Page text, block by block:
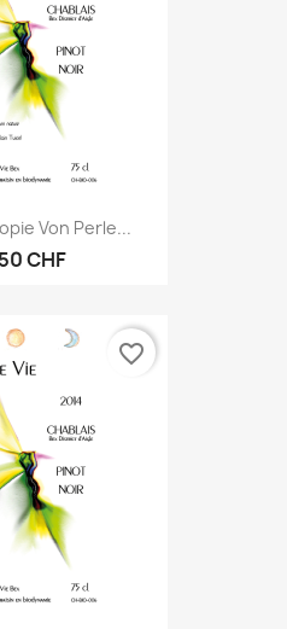
Von Perle...
CHF
favorite_border